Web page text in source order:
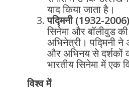
याद किया जाता है।
पद्मिनी (1932-2006)
सिनेमा और बॉलीवुड की
अभिनेत्री। पद्मिनी
और अभिनय से दर्शकों
भारतीय सिनेमा में एक
विश्व में